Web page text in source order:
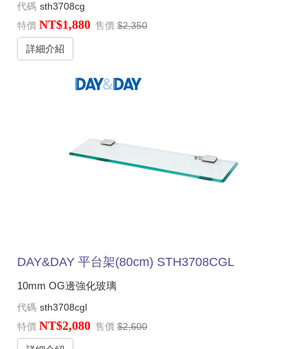
代碼 sth3708cg
特價 NT$1,880 售價 $2,350
詳細介紹
DAY&DAY 平台架(80cm) STH3708CGL
10mm OG邊強化玻璃
代碼 sth3708cgl
特價 NT$2,080 售價 $2,600